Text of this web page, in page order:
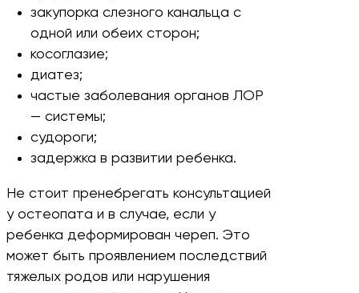
закупорка слезного канальца с
одной или обеих сторон;
косоглазие;
диатез;
частые заболевания органов ЛОР
— системы;
судороги;
задержка в развитии ребенка.
Не стоит пренебрегать консультацией
у остеопата и в случае, если у
ребенка деформирован череп. Это
может быть проявлением последствий
тяжелых родов или нарушения